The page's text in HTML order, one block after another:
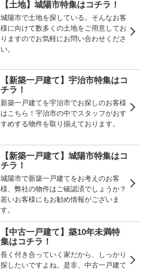
【土地】城陽市特集はコチラ！
城陽市で土地を探している。そんなお客
様に向けて数多くの土地をご用意してお
りますのでお気軽にお問い合わせくださ
い。
【新築一戸建て】宇治市特集はコ
チラ！
新築一戸建てを宇治市でお探しのお客様
はこちら！宇治市の中でスタッフがおす
すめする物件を取り揃えております。
【新築一戸建て】城陽市特集はコ
チラ！
城陽市で新築一戸建てをお考えのお客
様、弊社の物件はご確認済でしょうか？
若いお客様にもお勧め情報がございま
す。
【中古一戸建て】築10年未満特
集はコチラ！
長く付き合っていく家だから、しっかり
探したいですよね。是非、中古一戸建て